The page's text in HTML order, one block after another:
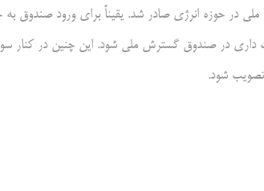
در حوزه انرژی صادر شد. یقیناً برای ورود صندوق به
شرکت داری در صندوق گسترش ملی شود. این چنین در کنار
تصویب شود.